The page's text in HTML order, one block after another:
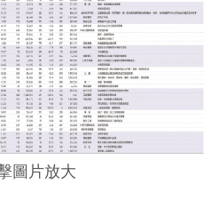
圖片放大